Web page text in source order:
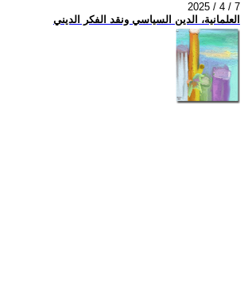
2025 / 4 / 7
العلمانية، الدين السياسي ونقد الفكر الديني